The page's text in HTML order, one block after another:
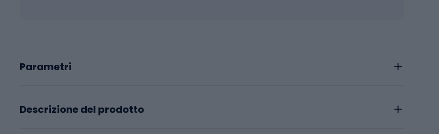
Parametri
Descrizione del prodotto